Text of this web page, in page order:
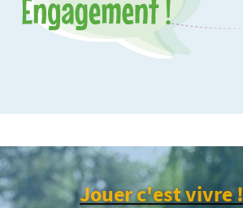
Jouer c'est vivre !